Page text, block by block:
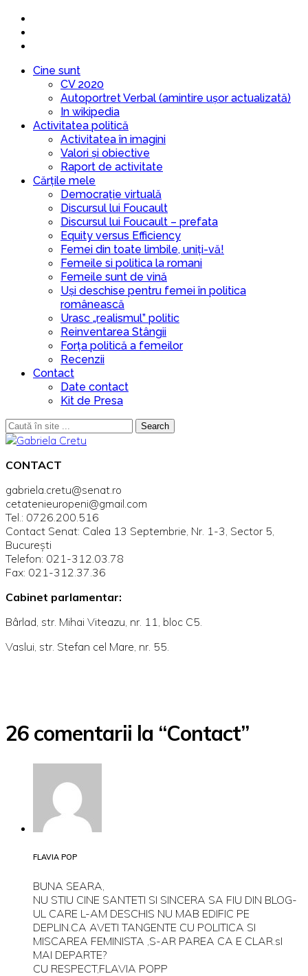
Cine sunt
CV 2020
Autoportret Verbal (amintire ușor actualizată)
In wikipedia
Activitatea politică
Activitatea în imagini
Valori și obiective
Raport de activitate
Cărțile mele
Democrație virtuală
Discursul lui Foucault
Discursul lui Foucault – prefata
Equity versus Efficiency
Femei din toate limbile, uniți-vă!
Femeile si politica la romani
Femeile sunt de vină
Uși deschise pentru femei în politica
românească
Urasc „realismul” politic
Reinventarea Stângii
Forța politică a femeilor
Recenzii
Contact
Date contact
Kit de Presa
Search
CONTACT
gabriela.cretu@senat.ro
cetatenieuropeni@gmail.com
Tel.: 0726.200.516
Contact Senat: Calea 13 Septembrie, Nr. 1-3, Sector 5,
Bucureşti
Telefon: 021-312.03.78
Fax: 021-312.37.36
Cabinet parlamentar:
Bârlad, str. Mihai Viteazu, nr. 11, bloc C5.
Vaslui, str. Stefan cel Mare, nr. 55.
26 comentarii la “Contact”
FLAVIA POP
BUNA SEARA,
NU STIU CINE SANTETI SI SINCERA SA FIU DIN BLOG-
UL CARE L-AM DESCHIS NU MAB EDIFIC PE
DEPLIN.CA AVETI TANGENTE CU POLITICA SI
MISCAREA FEMINISTA ,S-AR PAREA CA E CLAR.sI
MAI DEPARTE?
CU RESPECT,FLAVIA POPP